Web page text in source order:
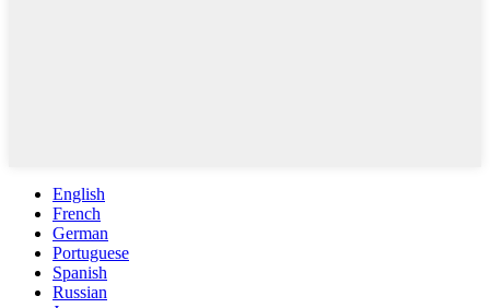
English
French
German
Portuguese
Spanish
Russian